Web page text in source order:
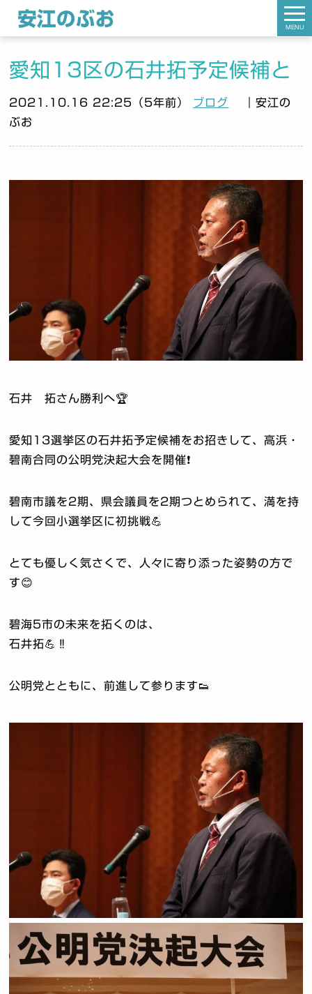
愛知13区の石井拓予定候補と
2021.10.16 22:25（5年前） ブログ
｜安江の
ぶお
石井 拓さん勝利へ🏆
愛知13選挙区の石井拓予定候補をお招きして、高浜・
碧南合同の公明党決起大会を開催❗️
碧南市議を2期、県会議員を2期つとめられて、満を持
して今回小選挙区に初挑戦💪
とても優しく気さくで、人々に寄り添った姿勢の方で
す😊
碧海5市の未来を拓くのは、
石井拓💪‼️
公明党とともに、前進して参ります👟
MENU